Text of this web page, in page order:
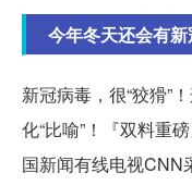
今年冬天还会有
新冠病毒，很“狡猾”
化“比喻”！『双料重
国新闻有线电视CNN